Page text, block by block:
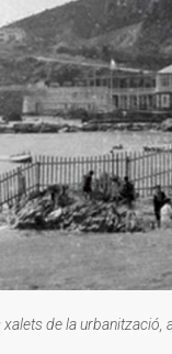
de la